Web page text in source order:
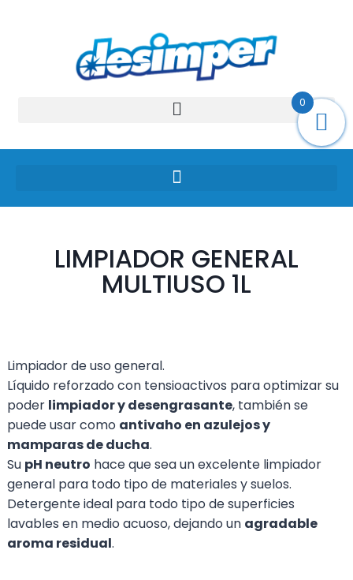
LIMPIADOR GENERAL
MULTIUSO 1L
Limpiador de uso general.
Líquido reforzado con tensioactivos para optimizar su
poder limpiador y desengrasante, también se
puede usar como antivaho en azulejos y
mamparas de ducha.
Su pH neutro hace que sea un excelente limpiador
general para todo tipo de materiales y suelos.
Detergente ideal para todo tipo de superficies
lavables en medio acuoso, dejando un agradable
aroma residual.
0